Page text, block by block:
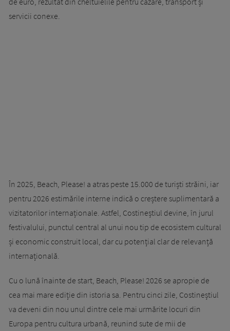
servicii conexe.
În 2025, Beach, Please! a atras peste 15.000 de turiști străini, iar
pentru 2026 estimările interne indică o creștere suplimentară a
vizitatorilor internaționale. Astfel, Costineștiul devine, în jurul
festivalului, punctul central al unui nou tip de ecosistem cultural
și economic construit local, dar cu potențial clar de relevanță
internațională.
Cu o lună înainte de start, Beach, Please! 2026 se apropie de
cea mai mare ediție din istoria sa. Pentru cinci zile, Costineștiul
va deveni din nou unul dintre cele mai urmărite locuri din
Europa pentru cultura urbană, reunind sute de mii de